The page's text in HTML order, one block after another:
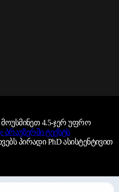
4.5-ჯერ უფრო
ბრაუზერში ტექსტს
პირადი PhD ასისტენტივით